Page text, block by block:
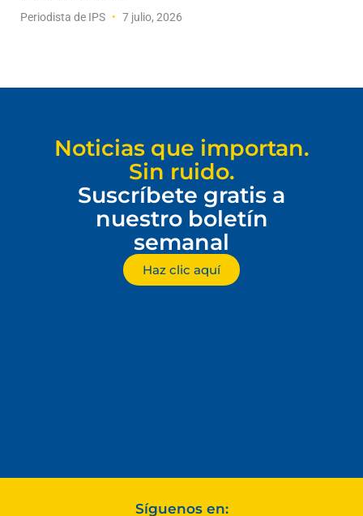
Periodista de IPS 7 julio, 2026
Noticias que importan.
Sin ruido.
Suscríbete gratis a
nuestro boletín
semanal
Haz clic aquí
Síguenos en: